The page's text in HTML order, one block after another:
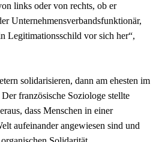
links oder von rechts, ob er
Unternehmensverbandsfunktionär,
Legitimationsschild vor sich her“,
solidarisieren, dann am ehesten im
französische Soziologe stellte
dass Menschen in einer
aufeinander angewiesen sind und